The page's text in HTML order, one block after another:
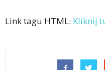
Link tagu HTML: Kliknij